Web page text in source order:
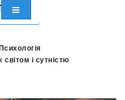
Психологія
світом і сутністю